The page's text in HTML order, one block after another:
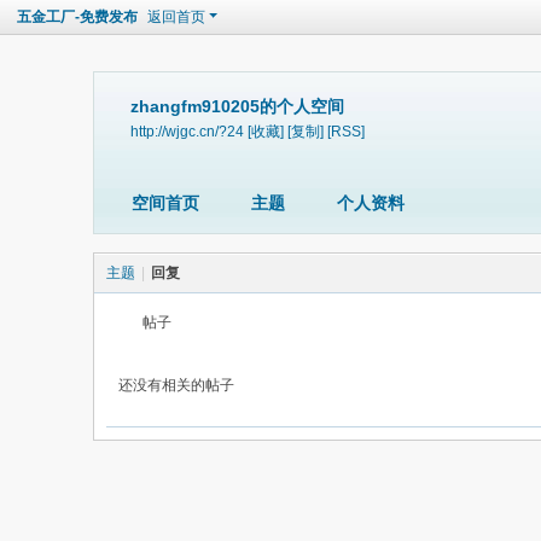
五金工厂-免费发布 返回首页
zhangfm910205的个人空间
http://wjgc.cn/?24 [收藏] [复制] [RSS]
空间首页 主题 个人资料
主题 回复
帖子
还没有相关的帖子